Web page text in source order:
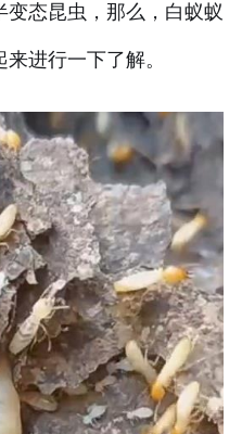
态昆虫，那么，白蚁蚁
进行一下了解。